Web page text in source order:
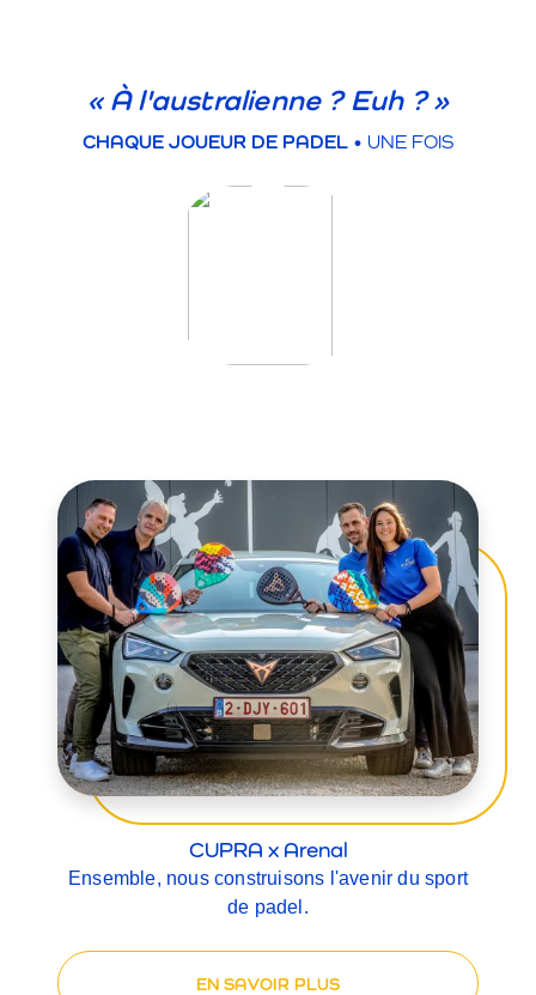
« À l'australienne ? Euh ? »
CHAQUE JOUEUR DE PADEL • UNE FOIS
CUPRA x Arenal
Ensemble, nous construisons l'avenir du sport
de padel.
EN SAVOIR PLUS